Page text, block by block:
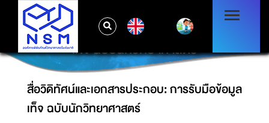
สื่อวิดิทัศน์และเอกสารประกอบ: การรับมือข้อมูล
เท็จ ฉบับนักวิทยาศาสตร์
สื่อวิดิทัศน์และเอกสารประกอบ: การรับมือข้อมูล
เท็จ ฉบับนักวิทยาศาสตร์